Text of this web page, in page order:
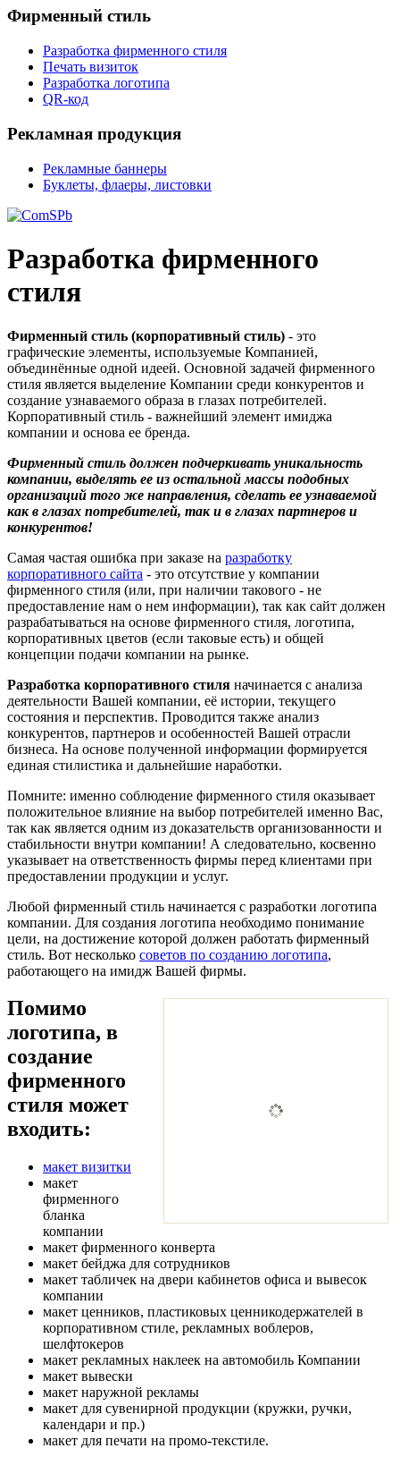
Фирменный стиль
Разработка фирменного стиля
Печать визиток
Разработка логотипа
QR-код
Рекламная продукция
Рекламные баннеры
Буклеты, флаеры, листовки
Разработка фирменного
стиля
Фирменный стиль (корпоративный стиль) - это
графические элементы, используемые Компанией,
объединённые одной идеей. Основной задачей фирменного
стиля является выделение Компании среди конкурентов и
создание узнаваемого образа в глазах потребителей.
Корпоративный стиль - важнейший элемент имиджа
компании и основа ее бренда.
Фирменный стиль должен подчеркивать уникальность
компании, выделять ее из остальной массы подобных
организаций того же направления, сделать ее узнаваемой
как в глазах потребителей, так и в глазах партнеров и
конкурентов!
Самая частая ошибка при заказе на разработку
корпоративного сайта - это отсутствие у компании
фирменного стиля (или, при наличии такового - не
предоставление нам о нем информации), так как сайт должен
разрабатываться на основе фирменного стиля, логотипа,
корпоративных цветов (если таковые есть) и общей
концепции подачи компании на рынке.
Разработка корпоративного стиля начинается с анализа
деятельности Вашей компании, её истории, текущего
состояния и перспектив. Проводится также анализ
конкурентов, партнеров и особенностей Вашей отрасли
бизнеса. На основе полученной информации формируется
единая стилистика и дальнейшие наработки.
Помните: именно соблюдение фирменного стиля оказывает
положительное влияние на выбор потребителей именно Вас,
так как является одним из доказательств организованности и
стабильности внутри компании! А следовательно, косвенно
указывает на ответственность фирмы перед клиентами при
предоставлении продукции и услуг.
Любой фирменный стиль начинается с разработки логотипа
компании. Для создания логотипа необходимо понимание
цели, на достижение которой должен работать фирменный
стиль. Вот несколько советов по созданию логотипа,
работающего на имидж Вашей фирмы.
Помимо
логотипа, в
создание
фирменного
стиля может
входить:
макет визитки
макет
фирменного
бланка
компании
макет фирменного конверта
макет бейджа для сотрудников
макет табличек на двери кабинетов офиса и вывесок
компании
макет ценников, пластиковых ценникодержателей в
корпоративном стиле, рекламных воблеров,
шелфтокеров
макет рекламных наклеек на автомобиль Компании
макет вывески
макет наружной рекламы
макет для сувенирной продукции (кружки, ручки,
календари и пр.)
макет для печати на промо-текстиле.